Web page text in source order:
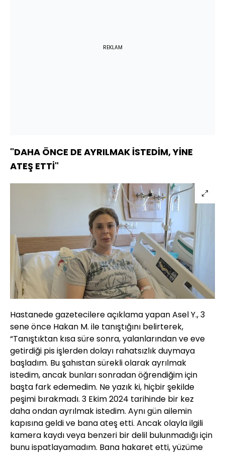
REKLAM
"DAHA ÖNCE DE AYRILMAK İSTEDİM, YİNE
ATEŞ ETTİ"
Hastanede gazetecilere açıklama yapan Asel Y., 3
sene önce Hakan M. ile tanıştığını belirterek,
“Tanıştıktan kısa süre sonra, yalanlarından ve eve
getirdiği pis işlerden dolayı rahatsızlık duymaya
başladım. Bu şahıstan sürekli olarak ayrılmak
istedim, ancak bunları sonradan öğrendiğim için
başta fark edemedim. Ne yazık ki, hiçbir şekilde
peşimi bırakmadı. 3 Ekim 2024 tarihinde bir kez
daha ondan ayrılmak istedim. Aynı gün ailemin
kapısına geldi ve bana ateş etti. Ancak olayla ilgili
kamera kaydı veya benzeri bir delil bulunmadığı için
bunu ispatlayamadım. Bana hakaret etti, yüzüme